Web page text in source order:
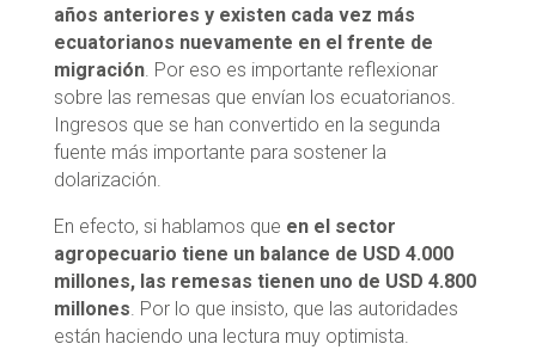
años anteriores y existen cada vez más
ecuatorianos nuevamente en el frente de
migración. Por eso es importante reflexionar
sobre las remesas que envían los ecuatorianos.
Ingresos que se han convertido en la segunda
fuente más importante para sostener la
dolarización.
En efecto, si hablamos que en el sector
agropecuario tiene un balance de USD 4.000
millones, las remesas tienen uno de USD 4.800
millones . Por lo que insisto, que las autoridades
están haciendo una lectura muy optimista.